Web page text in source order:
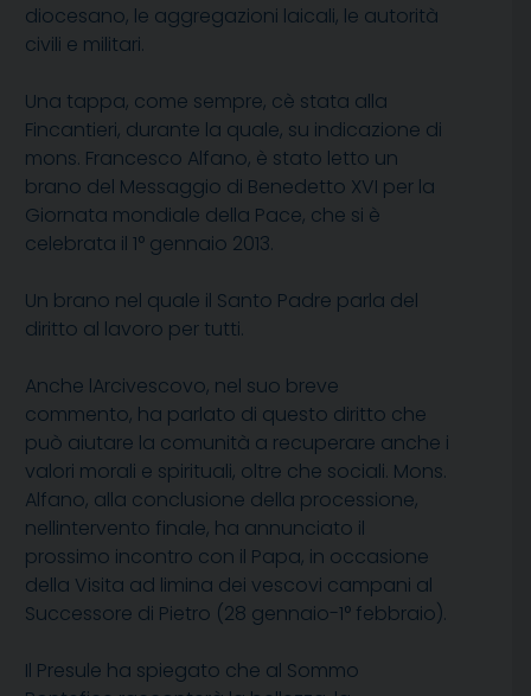
diocesano, le aggregazioni laicali, le autorità
civili e militari.
Una tappa, come sempre, cè stata alla
Fincantieri, durante la quale, su indicazione di
mons. Francesco Alfano, è stato letto un
brano del Messaggio di Benedetto XVI per la
Giornata mondiale della Pace, che si è
celebrata il 1° gennaio 2013.
Un brano nel quale il Santo Padre parla del
diritto al lavoro per tutti.
Anche lArcivescovo, nel suo breve
commento, ha parlato di questo diritto che
può aiutare la comunità a recuperare anche i
valori morali e spirituali, oltre che sociali. Mons.
Alfano, alla conclusione della processione,
nellintervento finale, ha annunciato il
prossimo incontro con il Papa, in occasione
della Visita ad limina dei vescovi campani al
Successore di Pietro (28 gennaio-1° febbraio).
Il Presule ha spiegato che al Sommo